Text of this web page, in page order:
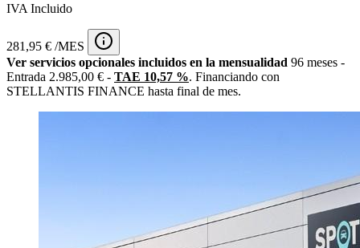
IVA Incluido
281,95 € /MES
Ver servicios opcionales incluidos en la mensualidad 96 meses -
Entrada 2.985,00 € - TAE 10,57 %. Financiando con
STELLANTIS FINANCE hasta final de mes.